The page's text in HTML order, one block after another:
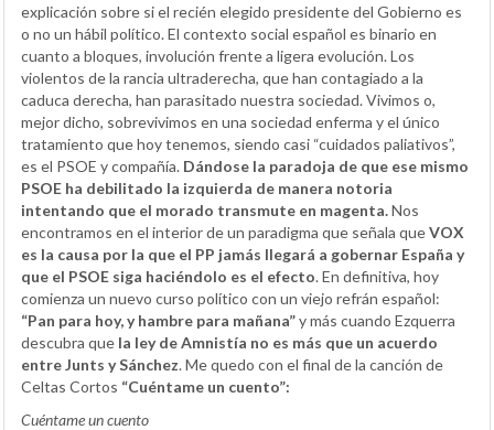
explicación sobre si el recién elegido presidente del Gobierno es
o no un hábil político. El contexto social español es binario en
cuanto a bloques, involución frente a ligera evolución. Los
violentos de la rancia ultraderecha, que han contagiado a la
caduca derecha, han parasitado nuestra sociedad. Vivimos o,
mejor dicho, sobrevivimos en una sociedad enferma y el único
tratamiento que hoy tenemos, siendo casi “cuidados paliativos”,
es el PSOE y compañía. Dándose la paradoja de que ese mismo
PSOE ha debilitado la izquierda de manera notoria
intentando que el morado transmute en magenta.Nos
encontramos en el interior de un paradigma que señala queVOX
es la causa por la que el PP jamás llegará a gobernar España y
que el PSOE siga haciéndolo es el efecto. En definitiva, hoy
comienza un nuevo curso político con un viejo refrán español:
“Pan para hoy, y hambre para mañana”y más cuando Ezquerra
descubra que la ley de Amnistía no es más que un acuerdo
entre Junts y Sánchez. Me quedo con el final de la canción de
Celtas Cortos “Cuéntame un cuento”:
Cuéntame un cuento